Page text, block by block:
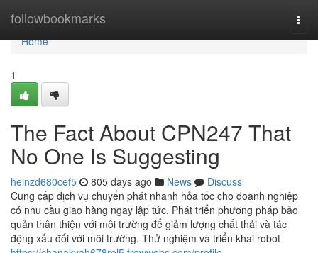
followbookmarks
Home
Home
1
The Fact About CPN247 That
No One Is Suggesting
heinzd680cef5 805 days ago News
Discuss
Cung cấp dịch vụ chuyển phát nhanh hỏa tốc cho doanh nghiệp
có nhu cầu giao hàng ngay lập tức. Phát triển phương pháp bảo
quản thân thiện với môi trường để giảm lượng chất thải và tác
động xấu đối với môi trường. Thử nghiệm và triển khai robot